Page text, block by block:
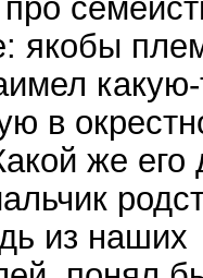
якобы
какую-
в
же
из наших